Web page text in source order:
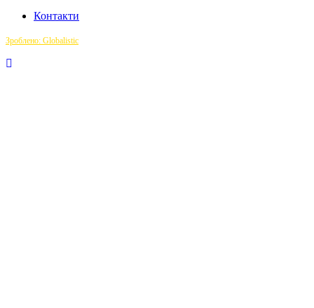
Контакти
Зроблено: Globalistic